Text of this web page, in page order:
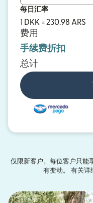
每日汇率
1 DKK = 230.98 ARS
费用
手续费折扣
总计
仅限新客户。每位客户只能
有变动。 有关详